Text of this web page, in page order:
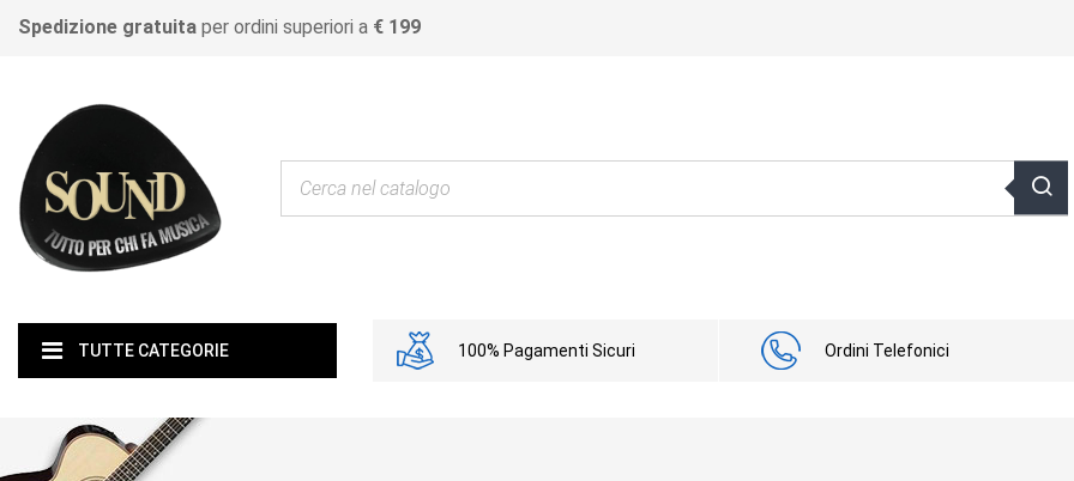
Spedizione gratuita per ordini superiori a € 199
TUTTE CATEGORIE 100% Pagamenti Sicuri Ordini Telefonici